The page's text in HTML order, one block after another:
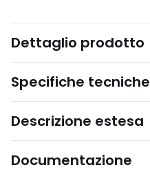
Dettaglio prodotto
Specifiche tecniche
Descrizione estesa
Documentazione